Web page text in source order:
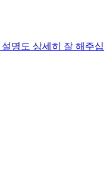
명도 상세히 잘 해주십